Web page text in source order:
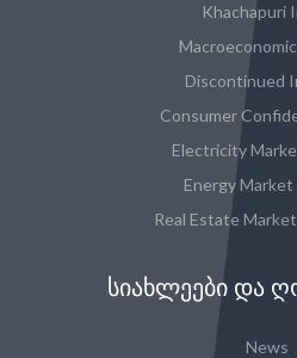
Khachapuri
Discontinued
Consumer
Electricity
Energy Market
Real Estate
ᲡᲘᲐᲮᲚᲔᲔᲑᲘ ᲓᲐ
News